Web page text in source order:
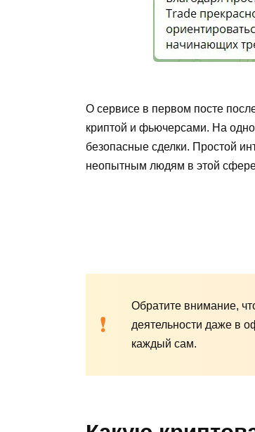
О сервисе в первом посте
криптой и фьючерсами. На
безопасные сделки. Простой
неопытным людям в этой
Обратите внимание,
деятельности даже в
каждый сам.